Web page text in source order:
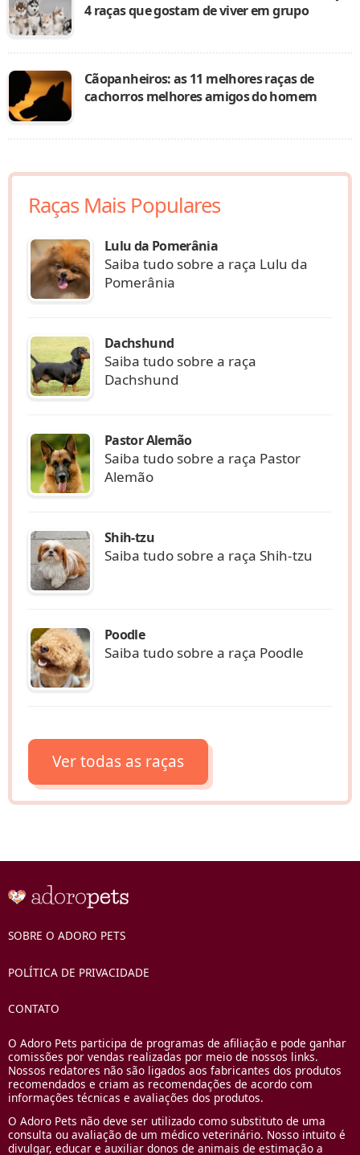
4 raças que gostam de viver em grupo
Cãopanheiros: as 11 melhores raças de
cachorros melhores amigos do homem
Raças Mais Populares
Lulu da Pomerânia
Saiba tudo sobre a raça Lulu da
Pomerânia
Dachshund
Saiba tudo sobre a raça
Dachshund
Pastor Alemão
Saiba tudo sobre a raça Pastor
Alemão
Shih-tzu
Saiba tudo sobre a raça Shih-tzu
Poodle
Saiba tudo sobre a raça Poodle
Ver todas as raças
SOBRE O ADORO PETS
POLÍTICA DE PRIVACIDADE
CONTATO
O Adoro Pets participa de programas de afiliação e pode ganhar
comissões por vendas realizadas por meio de nossos links.
Nossos redatores não são ligados aos fabricantes dos produtos
recomendados e criam as recomendações de acordo com
informações técnicas e avaliações dos produtos.
O Adoro Pets não deve ser utilizado como substituto de uma
consulta ou avaliação de um médico veterinário. Nosso intuito é
divulgar, educar e auxiliar donos de animais de estimação a